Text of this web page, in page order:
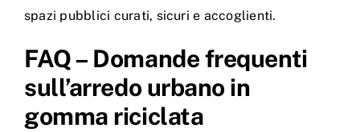
spazi pubblici curati, sicuri e accoglienti.
FAQ – Domande frequenti
sull’arredo urbano in
gomma riciclata